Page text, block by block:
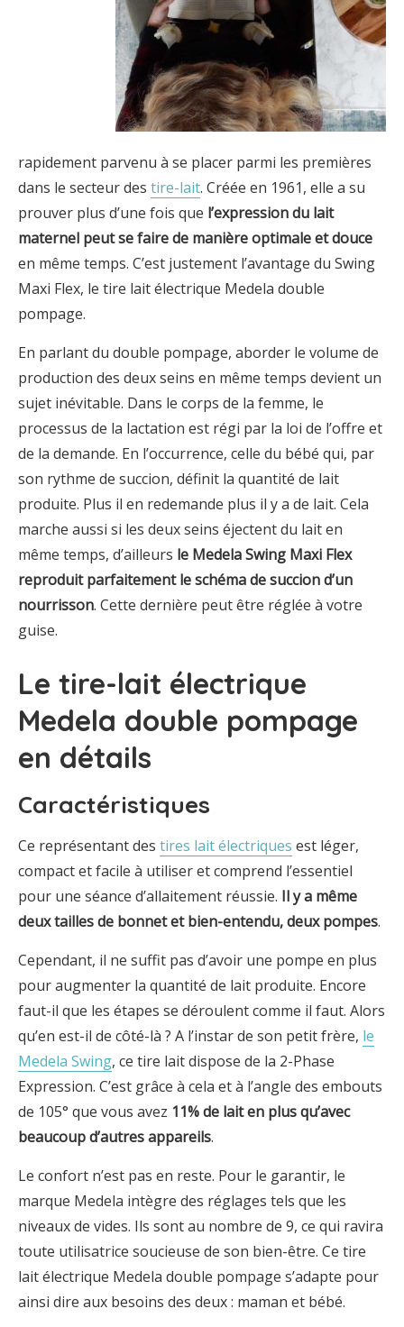
rapidement parvenu à se placer parmi les premières
dans le secteur des tire-lait. Créée en 1961, elle a su
prouver plus d’une fois que l’expression du lait
maternel peut se faire de manière optimale et douce
en même temps. C’est justement l’avantage du Swing
Maxi Flex, le tire lait électrique Medela double
pompage.
En parlant du double pompage, aborder le volume de
production des deux seins en même temps devient un
sujet inévitable. Dans le corps de la femme, le
processus de la lactation est régi par la loi de l’offre et
de la demande. En l’occurrence, celle du bébé qui, par
son rythme de succion, définit la quantité de lait
produite. Plus il en redemande plus il y a de lait. Cela
marche aussi si les deux seins éjectent du lait en
même temps, d’ailleurs le Medela Swing Maxi Flex
reproduit parfaitement le schéma de succion d’un
nourrisson. Cette dernière peut être réglée à votre
guise.
Le tire-lait électrique
Medela double pompage
en détails
Caractéristiques
Ce représentant des tires lait électriques est léger,
compact et facile à utiliser et comprend l’essentiel
pour une séance d’allaitement réussie. Il y a même
deux tailles de bonnet et bien-entendu, deux pompes.
Cependant, il ne suffit pas d’avoir une pompe en plus
pour augmenter la quantité de lait produite. Encore
faut-il que les étapes se déroulent comme il faut. Alors
qu’en est-il de côté-là ? A l’instar de son petit frère, le
Medela Swing, ce tire lait dispose de la 2-Phase
Expression. C’est grâce à cela et à l’angle des embouts
de 105° que vous avez 11% de lait en plus qu’avec
beaucoup d’autres appareils.
Le confort n’est pas en reste. Pour le garantir, le
marque Medela intègre des réglages tels que les
niveaux de vides. Ils sont au nombre de 9, ce qui ravira
toute utilisatrice soucieuse de son bien-être. Ce tire
lait électrique Medela double pompage s’adapte pour
ainsi dire aux besoins des deux : maman et bébé.